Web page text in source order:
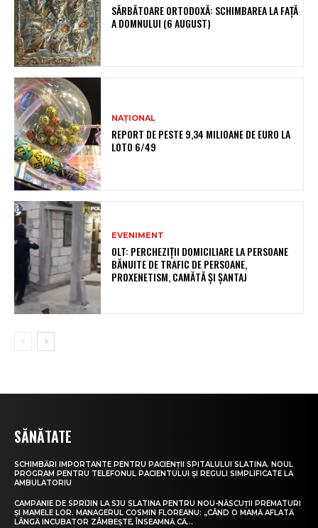
SĂRBĂTOARE ORTODOXĂ: SCHIMBAREA LA FAȚĂ
A DOMNULUI (6 AUGUST)
NAȚIONAL
REPORT DE PESTE 9,34 MILIOANE DE EURO LA
LOTO 6/49
EVENIMENT
OLT: PERCHEZIŢII DOMICILIARE LA PERSOANE
BĂNUITE DE TRAFIC DE PERSOANE,
PROXENETISM, CAMĂTĂ ŞI ŞANTAJ
SĂNĂTATE
SCHIMBĂRI IMPORTANTE PENTRU PACIENȚII SPITALULUI SLATINA. NOUL
PROGRAM PENTRU TELEFONUL PACIENTULUI ȘI REGULI SIMPLIFICATE LA
AMBULATORIU
CAMPANIE DE SPRIJIN LA SJU SLATINA PENTRU NOU-NĂSCUȚII PREMATURI
ȘI MAMELE LOR. MANAGERUL COSMIN FLOREANU: „CÂND O MAMĂ AFLATĂ
LÂNGĂ INCUBATOR ZÂMBEȘTE, ÎNSEAMNĂ CĂ...